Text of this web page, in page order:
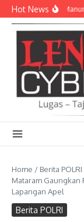
Lewati ke konten
Hot NewsTNI AD
Home / Berita POLRI
Mataram Gaungkan
Lapangan Apel
Berita POLRI